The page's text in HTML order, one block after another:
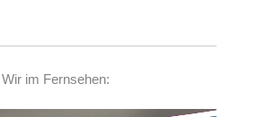
Wir im Fernsehen: